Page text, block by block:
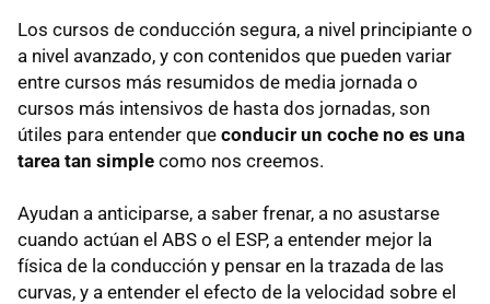
Los cursos de conducción segura, a nivel principiante o
a nivel avanzado, y con contenidos que pueden variar
entre cursos más resumidos de media jornada o
cursos más intensivos de hasta dos jornadas, son
útiles para entender que conducir un coche no es una
tarea tan simple como nos creemos.
Ayudan a anticiparse, a saber frenar, a no asustarse
cuando actúan el ABS o el ESP, a entender mejor la
física de la conducción y pensar en la trazada de las
curvas, y a entender el efecto de la velocidad sobre el